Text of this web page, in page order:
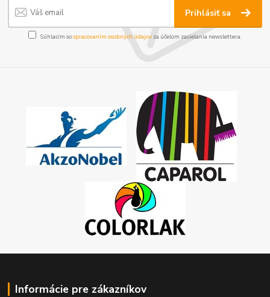
Prihlásiť sa
Súhlasím sospracovaním osobných údajov za účelom zasielania newslettera.
Informácie pre zákazníkov